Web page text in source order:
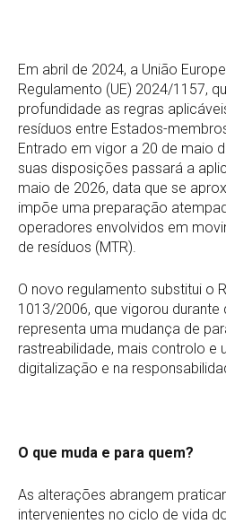
Em abril de 2024, a União
Regulamento (UE) 2024/1157,
profundidade as regras
resíduos entre Estados-
Entrado em vigor a 20 de maio
suas disposições passará a
maio de 2026, data que se
impõe uma preparação
operadores envolvidos em
de resíduos (MTR).
O novo regulamento substitui o
1013/2006, que vigorou durante
representa uma mudança de
rastreabilidade, mais controlo e
digitalização e na
O que muda e para quem?
As alterações abrangem
intervenientes no ciclo de vida